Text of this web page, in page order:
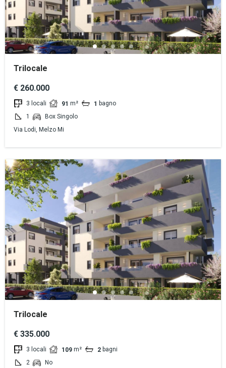
Trilocale
€ 260.000
3 locali 91 m² 1 bagno
1
Box Singolo
Via Lodi, Melzo Mi
Trilocale
€ 335.000
3 locali 109 m² 2 bagni
2
No